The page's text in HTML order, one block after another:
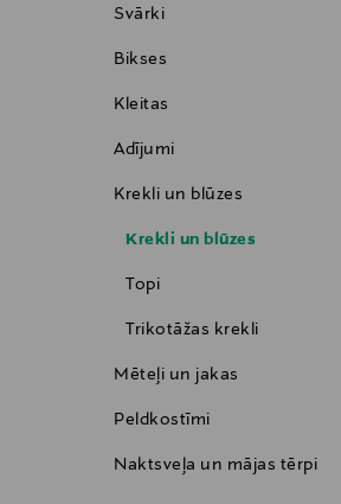
Svārki
Bikses
Kleitas
Adījumi
Krekli un blūzes
Krekli un blūzes
Topi
Trikotāžas krekli
Mēteļi un jakas
Peldkostīmi
Naktsveļa un mājas tērpi